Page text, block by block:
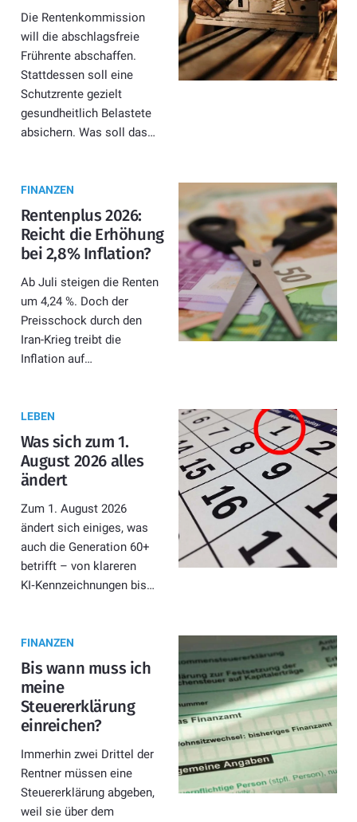
Die Rentenkommission
will die abschlagsfreie
Frührente abschaffen.
Stattdessen soll eine
Schutzrente gezielt
gesundheitlich Belastete
absichern. Was soll das…
FINANZEN
Rentenplus 2026:
Reicht die Erhöhung
bei 2,8% Inflation?
Ab Juli steigen die Renten
um 4,24 %. Doch der
Preisschock durch den
Iran-Krieg treibt die
Inflation auf…
LEBEN
Was sich zum 1.
August 2026 alles
ändert
Zum 1. August 2026
ändert sich einiges, was
auch die Generation 60+
betrifft – von klareren
KI‑Kennzeichnungen bis…
FINANZEN
Bis wann muss ich
meine
Steuererklärung
einreichen?
Immerhin zwei Drittel der
Rentner müssen eine
Steuererklärung abgeben,
weil sie über dem